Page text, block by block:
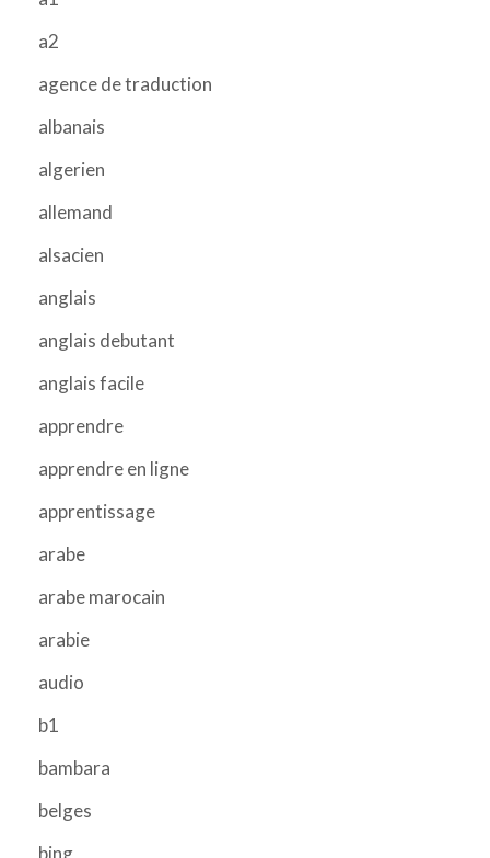
a2
agence de traduction
albanais
algerien
allemand
alsacien
anglais
anglais debutant
anglais facile
apprendre
apprendre en ligne
apprentissage
arabe
arabe marocain
arabie
audio
b1
bambara
belges
bing